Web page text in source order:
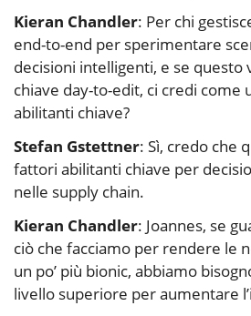
Kieran Chandler: Per chi
end-to-end per sperimentare
decisioni intelligenti, e se questo
chiave day-to-edit, ci credi come
abilitanti chiave?
Stefan Gstettner: Sì, credo che
fattori abilitanti chiave per
nelle supply chain.
Kieran Chandler: Joannes, se
ciò che facciamo per rendere le
un po’ più bionic, abbiamo
livello superiore per aumentare